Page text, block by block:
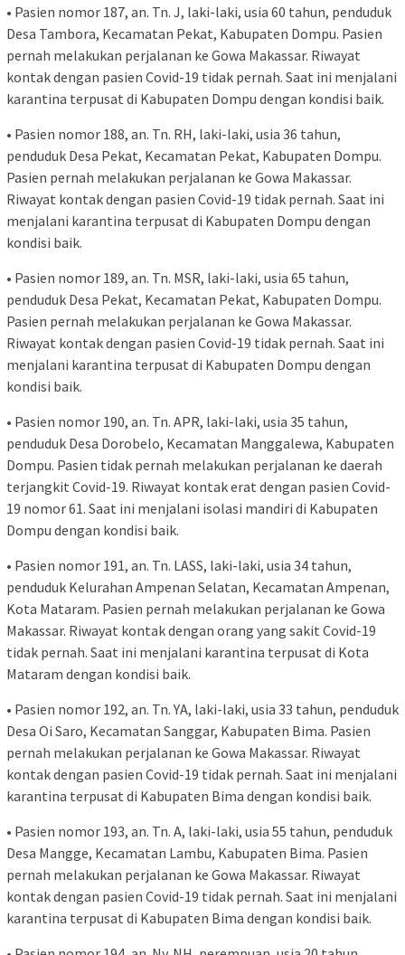
• Pasien nomor 187, an. Tn. J, laki-laki, usia 60 tahun, penduduk
Desa Tambora, Kecamatan Pekat, Kabupaten Dompu. Pasien
pernah melakukan perjalanan ke Gowa Makassar. Riwayat
kontak dengan pasien Covid-19 tidak pernah. Saat ini menjalani
karantina terpusat di Kabupaten Dompu dengan kondisi baik.
• Pasien nomor 188, an. Tn. RH, laki-laki, usia 36 tahun,
penduduk Desa Pekat, Kecamatan Pekat, Kabupaten Dompu.
Pasien pernah melakukan perjalanan ke Gowa Makassar.
Riwayat kontak dengan pasien Covid-19 tidak pernah. Saat ini
menjalani karantina terpusat di Kabupaten Dompu dengan
kondisi baik.
• Pasien nomor 189, an. Tn. MSR, laki-laki, usia 65 tahun,
penduduk Desa Pekat, Kecamatan Pekat, Kabupaten Dompu.
Pasien pernah melakukan perjalanan ke Gowa Makassar.
Riwayat kontak dengan pasien Covid-19 tidak pernah. Saat ini
menjalani karantina terpusat di Kabupaten Dompu dengan
kondisi baik.
• Pasien nomor 190, an. Tn. APR, laki-laki, usia 35 tahun,
penduduk Desa Dorobelo, Kecamatan Manggalewa, Kabupaten
Dompu. Pasien tidak pernah melakukan perjalanan ke daerah
terjangkit Covid-19. Riwayat kontak erat dengan pasien Covid-
19 nomor 61. Saat ini menjalani isolasi mandiri di Kabupaten
Dompu dengan kondisi baik.
• Pasien nomor 191, an. Tn. LASS, laki-laki, usia 34 tahun,
penduduk Kelurahan Ampenan Selatan, Kecamatan Ampenan,
Kota Mataram. Pasien pernah melakukan perjalanan ke Gowa
Makassar. Riwayat kontak dengan orang yang sakit Covid-19
tidak pernah. Saat ini menjalani karantina terpusat di Kota
Mataram dengan kondisi baik.
• Pasien nomor 192, an. Tn. YA, laki-laki, usia 33 tahun, penduduk
Desa Oi Saro, Kecamatan Sanggar, Kabupaten Bima. Pasien
pernah melakukan perjalanan ke Gowa Makassar. Riwayat
kontak dengan pasien Covid-19 tidak pernah. Saat ini menjalani
karantina terpusat di Kabupaten Bima dengan kondisi baik.
• Pasien nomor 193, an. Tn. A, laki-laki, usia 55 tahun, penduduk
Desa Mangge, Kecamatan Lambu, Kabupaten Bima. Pasien
pernah melakukan perjalanan ke Gowa Makassar. Riwayat
kontak dengan pasien Covid-19 tidak pernah. Saat ini menjalani
karantina terpusat di Kabupaten Bima dengan kondisi baik.